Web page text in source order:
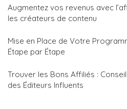
Augmentez vos revenus avec
les créateurs de contenu
Mise en Place de Votre
Étape par Étape
Trouver les Bons Affiliés :
des Éditeurs Influents